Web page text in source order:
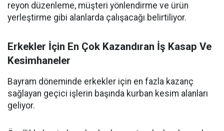
reyon düzenleme, müşteri yönlendirme ve ürün
yerleştirme gibi alanlarda çalışacağı belirtiliyor.
Erkekler İçin En Çok Kazandıran İş Kasap Ve
Kesimhaneler
Bayram döneminde erkekler için en fazla kazanç
sağlayan geçici işlerin başında kurban kesim alanları
geliyor.